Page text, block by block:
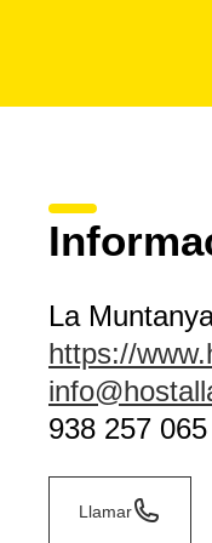
La
https://
938 257 065
Llamar